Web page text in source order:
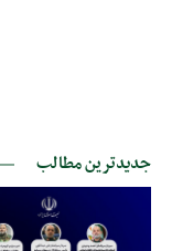
جدیدترین مطالب